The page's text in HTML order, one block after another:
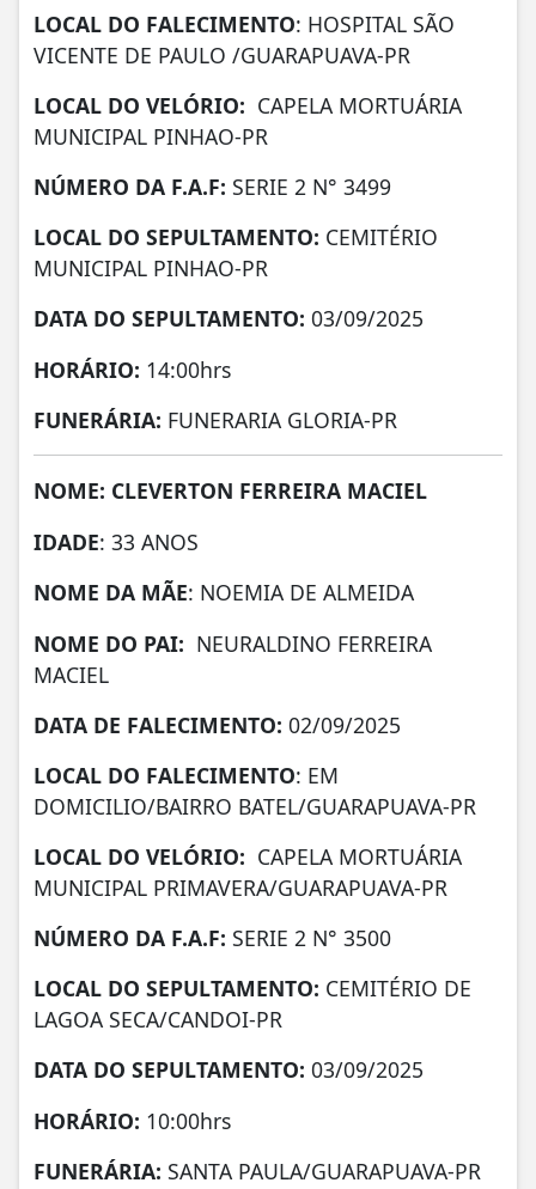
LOCAL DO FALECIMENTO: HOSPITAL SÃO
VICENTE DE PAULO /GUARAPUAVA-PR
LOCAL DO VELÓRIO: CAPELA MORTUÁRIA
MUNICIPAL PINHAO-PR
NÚMERO DA F.A.F: SERIE 2 N° 3499
LOCAL DO SEPULTAMENTO: CEMITÉRIO
MUNICIPAL PINHAO-PR
DATA DO SEPULTAMENTO: 03/09/2025
HORÁRIO: 14:00hrs
FUNERÁRIA: FUNERARIA GLORIA-PR
NOME: CLEVERTON FERREIRA MACIEL
IDADE: 33 ANOS
NOME DA MÃE: NOEMIA DE ALMEIDA
NOME DO PAI: NEURALDINO FERREIRA
MACIEL
DATA DE FALECIMENTO: 02/09/2025
LOCAL DO FALECIMENTO: EM
DOMICILIO/BAIRRO BATEL/GUARAPUAVA-PR
LOCAL DO VELÓRIO: CAPELA MORTUÁRIA
MUNICIPAL PRIMAVERA/GUARAPUAVA-PR
NÚMERO DA F.A.F: SERIE 2 N° 3500
LOCAL DO SEPULTAMENTO: CEMITÉRIO DE
LAGOA SECA/CANDOI-PR
DATA DO SEPULTAMENTO: 03/09/2025
HORÁRIO: 10:00hrs
FUNERÁRIA: SANTA PAULA/GUARAPUAVA-PR